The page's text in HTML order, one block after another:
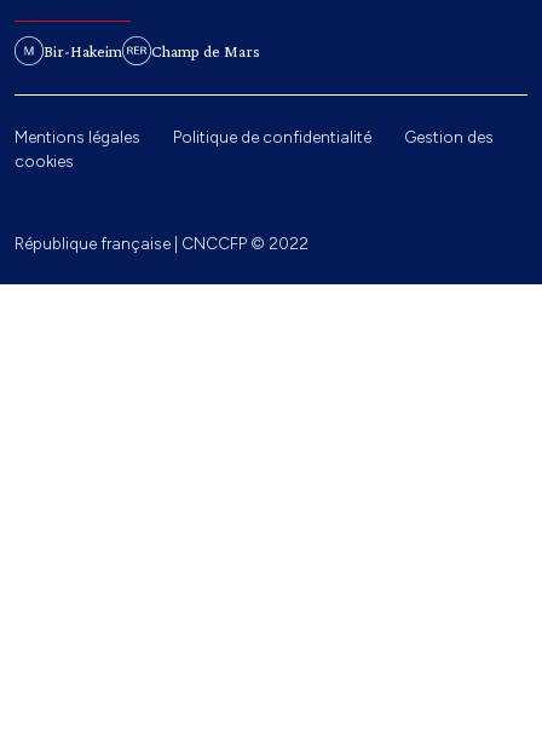
Bir-Hakeim Champ de Mars
Mentions légales Politique de confidentialité
Gestion des
cookies
République française | CNCCFP © 2022